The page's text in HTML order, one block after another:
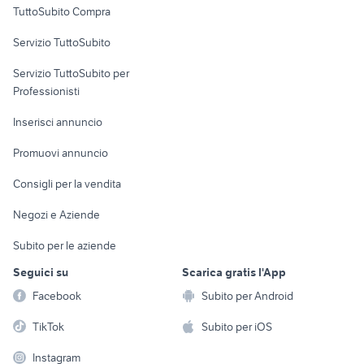
Informatica
Console e
Fotografia
Telefonia
Biciclette
TuttoSubito Compra
Servizio TuttoSubito
Servizio TuttoSubito per
Professionisti
Inserisci annuncio
Promuovi annuncio
Consigli per la vendita
Negozi e Aziende
Subito per le aziende
Seguici su
Facebook
TikTok
Instagram
Scarica gratis l'App
Subito per Android
Subito per iOS